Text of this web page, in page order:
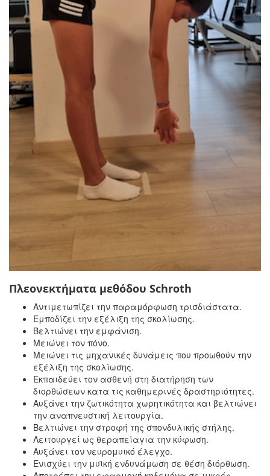
Πλεονεκτήματα μεθόδου Schroth
Αντιμετωπίζει την παραμόρφωση τρισδιάστατα.
Εμποδίζει την εξέλιξη της σκολίωσης.
Βελτιώνει την εμφάνιση.
Μειώνει τον πόνο.
Μειώνει τις μηχανικές δυνάμεις που προωθούν την
εξέλιξη της σκολίωσης.
Εκπαιδεύει τον ασθενή στη διατήρηση των
διορθώσεων κατα τις καθημερινές δραστηριότητες.
Αυξάνει την ζωτικότητα χωρητικότητα και βελτιώνει
την αναπνευστική λειτουργία.
Βελτιώνει την στροφή της σπονδυλικής στήλης.
Λειτουργεί ως θεραπείαγια την κύφωση.
Αυξάνει τον νευρομυικό έλεγχο.
Ενισχύει την μυϊκή ενδυνάμωση σε θέση διόρθωση.